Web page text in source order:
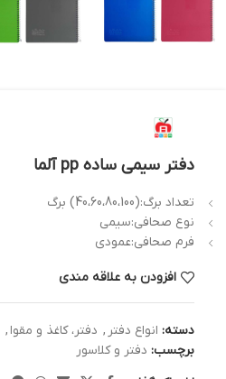
دفتر سیمی ساده pp آلما
تعداد برگ:(40،60،80،100) برگ
نوع صحافی:سیمی
فرم صحافی:عمودی
افزودن به علاقه مندی
دسته: انواع دفتر , دفتر، کاغذ و مقوا ,
برچسب: دفتر و کلاسور